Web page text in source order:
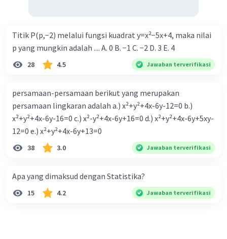
Titik P(p,−2) melalui fungsi kuadrat y=x²−5x+4, maka nilai
p yang mungkin adalah .... A. 0 B. −1 C. −2 D. 3 E. 4
28 4.5 Jawaban terverifikasi
persamaan-persamaan berikut yang merupakan
persamaan lingkaran adalah a.) x²+y²+4x-6y-12=0 b.)
x²+y²+4x-6y-16=0 c.) x²-y²+4x-6y+16=0 d.) x²+y²+4x-6y+5xy-
12=0 e.) x²+y²+4x-6y+13=0
38 3.0 Jawaban terverifikasi
Apa yang dimaksud dengan Statistika?
15 4.2 Jawaban terverifikasi